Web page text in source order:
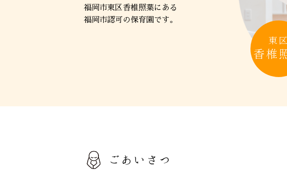
福岡市東区香椎照葉にある
福岡市認可の保育園です。
東区
香椎
ごあいさつ